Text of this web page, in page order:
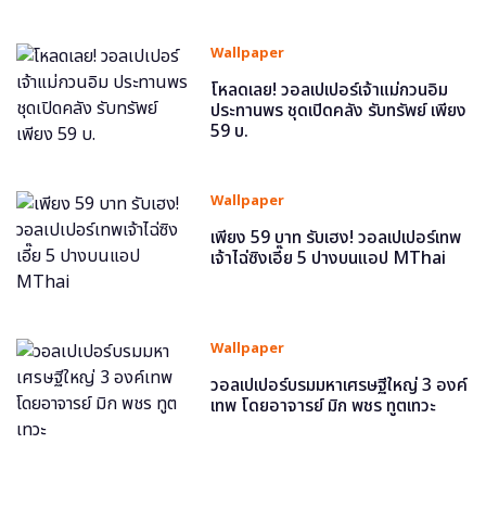
Wallpaper
โหลดเลย! วอลเปเปอร์เจ้าแม่กวนอิม
ประทานพร ชุดเปิดคลัง รับทรัพย์ เพียง
59 บ.
Wallpaper
เพียง 59 บาท รับเฮง! วอลเปเปอร์เทพ
เจ้าไฉ่ซิงเอี๊ย 5 ปางบนแอป MThai
Wallpaper
วอลเปเปอร์บรมมหาเศรษฐีใหญ่ 3 องค์
เทพ โดยอาจารย์ มิก พชร ทูตเทวะ